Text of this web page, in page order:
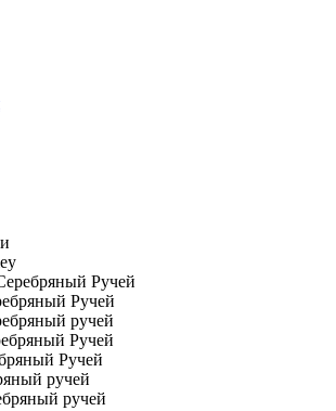
Ручей
Ручей
ручей
Ручей
Ручей
ручей
ручей